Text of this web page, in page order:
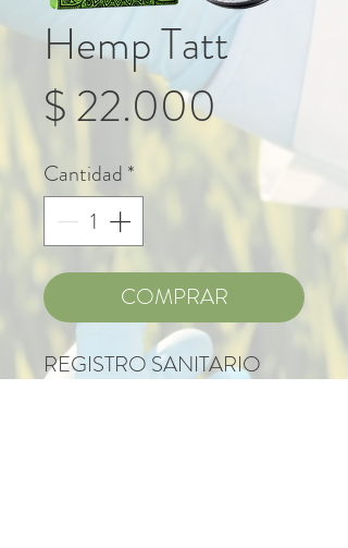
Hemp Tatt
$ 22.000Precio
Cantidad *
COMPRAR
REGISTRO SANITARIO